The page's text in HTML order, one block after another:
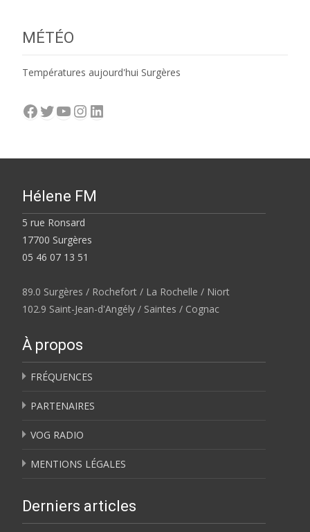
MÉTÉO
Températures aujourd'hui Surgères
Facebook
Twitter
YouTube
Instagram
LinkedIn
Hélene FM
5 rue Ronsard
17700 Surgères
05 46 07 13 51
89.0 Surgères / Rochefort / La Rochelle / Niort
102.9 Saint-Jean-d'Angély / Saintes / Cognac
À propos
FRÉQUENCES
PARTENAIRES
VOG RADIO
MENTIONS LÉGALES
Derniers articles